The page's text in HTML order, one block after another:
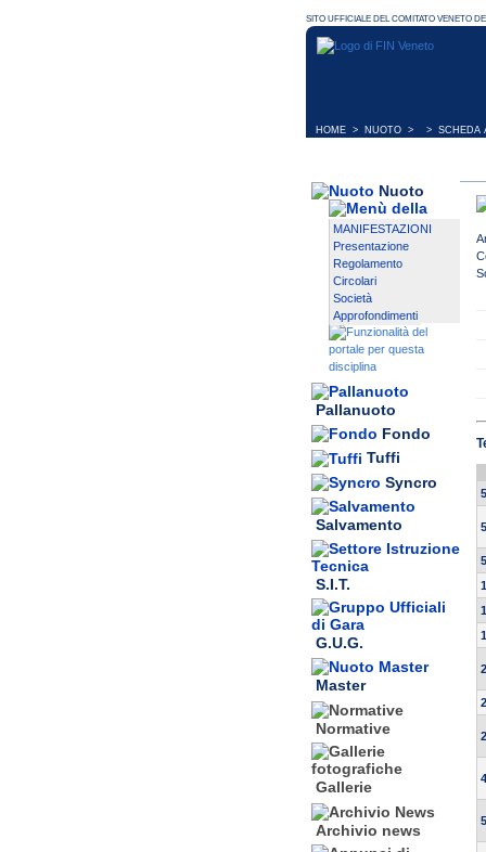
HOME > NUOTO > > SCHEDA
Nuoto
MANIFESTAZIONI
Presentazione
Regolamento
Circolari
Società
Approfondimenti
Pallanuoto
Fondo
Tuffi
Syncro
Salvamento
S.I.T.
G.U.G.
Master
Normative
Gallerie
Archivio news